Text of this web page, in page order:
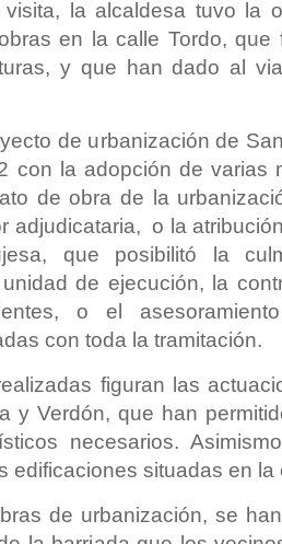
visita, la alcaldesa tuvo la
en la calle Tordo, que
y que han dado al
de urbanización de
con la adopción de varias
de obra de la
adjudicataria, o la
que posibilitó la
de ejecución, la
o el
con toda la tramitación.
figuran las
y Verdón, que han
necesarios.
edificaciones situadas en la
de urbanización, se